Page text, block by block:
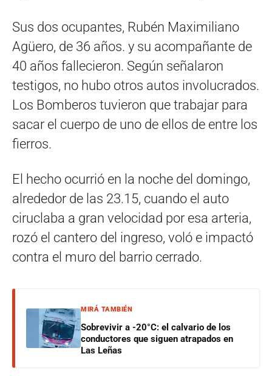
Sus dos ocupantes, Rubén Maximiliano
Agüero, de 36 años. y su acompañante de
40 años fallecieron. Según señalaron
testigos, no hubo otros autos involucrados.
Los Bomberos tuvieron que trabajar para
sacar el cuerpo de uno de ellos de entre los
fierros.
El hecho ocurrió en la noche del domingo,
alrededor de las 23.15, cuando el auto
ciruclaba a gran velocidad por esa arteria,
rozó el cantero del ingreso, voló e impactó
contra el muro del barrio cerrado.
MIRÁ TAMBIÉN
Sobrevivir a -20°C: el calvario de los
conductores que siguen atrapados en
Las Leñas